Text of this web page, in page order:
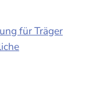
für Träger